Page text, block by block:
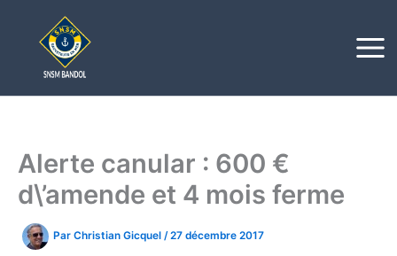
contenu
Alerte canular : 600 €
d\’amende et 4 mois ferme
Par Christian Gicquel /27 décembre 2017